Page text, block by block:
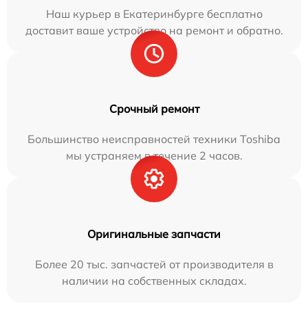
Наш курьер в Екатеринбурге бесплатно
доставит ваше устройство на ремонт и обратно.
Срочный ремонт
Большинство неисправностей техники Toshiba
мы устраняем в течение 2 часов.
Оригинальные запчасти
Более 20 тыс. запчастей от производителя в
наличии на собственных складах.